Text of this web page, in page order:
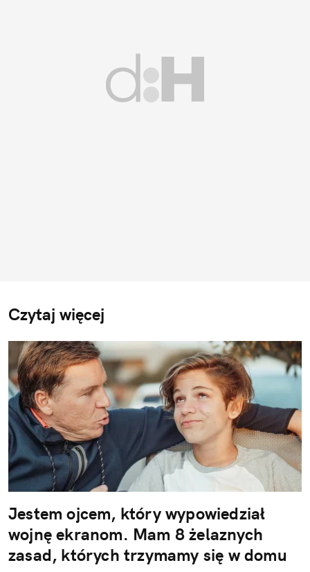
Czytaj więcej
Jestem ojcem, który wypowiedział
wojnę ekranom. Mam 8 żelaznych
zasad, których trzymamy się w domu